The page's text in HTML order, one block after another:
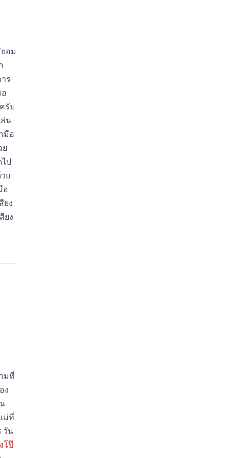
อม
ร
รับ
น
มือ
ย
ไป
ย
อ
ยง
ยง
มที่
ง
ม่ที่
วัน
โป๊